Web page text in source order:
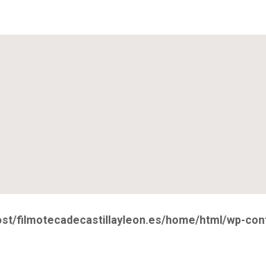
filmotecadecastillayleon.es/home/html/wp-